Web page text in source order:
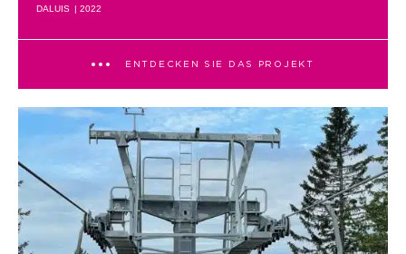
DALUIS | 2022
ENTDECKEN SIE DAS PROJEKT